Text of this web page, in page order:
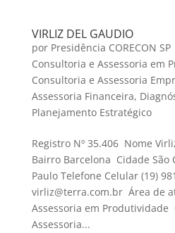
VIRLIZ DEL GAUDIO
por Presidência CORECON SP
Consultoria e Assessoria em
Consultoria e Assessoria
Assessoria Financeira,
Planejamento Estratégico
Registro Nº 35.406 Nome
Bairro Barcelona Cidade São
Paulo Telefone Celular (19)
virliz@terra.com.br Área de
Assessoria em Produtividade
Assessoria...